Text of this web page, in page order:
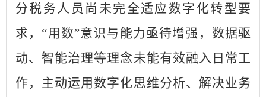
分税务人员尚未完全适应数字化转型要
求，“用数”意识与能力亟待增强，数据驱
动、智能治理等理念未能有效融入日常工
作，主动运用数字化思维分析、解决业务